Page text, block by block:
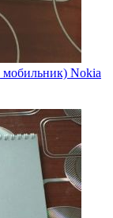
Nokia